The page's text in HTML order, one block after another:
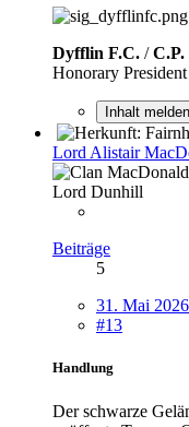
Dyfflin F.C. /
Honorary
Inhalt melden
Lord Alistair
Lord Dunhill
Beiträge
5
31. Mai
#13
Handlung
Der schwarze